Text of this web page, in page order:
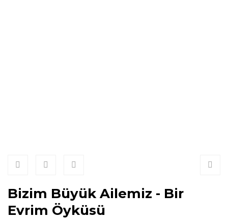
Bizim Büyük Ailemiz - Bir
Evrim Öyküsü